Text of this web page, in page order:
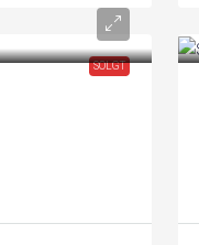
SOLGT